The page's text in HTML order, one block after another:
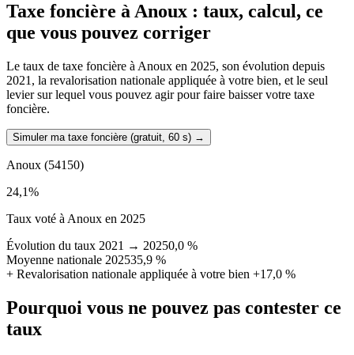
Taxe foncière àAnoux : taux, calcul, ce
que vous pouvez corriger
Le taux de taxe foncière à Anoux en 2025, son évolution depuis
2021, la revalorisation nationale appliquée à votre bien, et le seul
levier sur lequel vous pouvez agir pour faire baisser votre taxe
foncière.
Simuler ma taxe foncière (gratuit, 60 s) →
Anoux (54150)
24,1%
Taux voté à Anoux en 2025
Évolution du taux 2021 → 20250,0 %
Moyenne nationale 202535,9 %
+ Revalorisation nationale appliquée à votre bien +17,0 %
Pourquoi vous ne pouvez pas contester ce
taux